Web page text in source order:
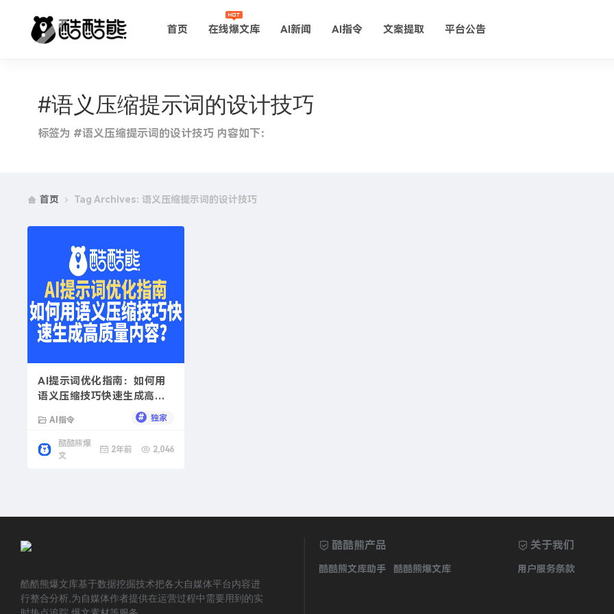
首页 在线爆文库 AI新闻 AI指令 文案提取 平台公告
#语义压缩提示词的设计技巧
标签为 #语义压缩提示词的设计技巧 内容如下：
首页 Tag Archives: 语义压缩提示词的设计技巧
AI提示词优化指南：如何用
语义压缩技巧快速生成高质
AI指令 # 独家
酷酷熊爆
文
2年前 2,046
酷酷熊爆文库基于数据挖掘技术把各大自媒体平台内容进
行整合分析,为自媒体作者提供在运营过程中需要用到的实
酷酷熊产品
酷酷熊文库助手 酷酷熊爆文库
关于我们
用户服务条款